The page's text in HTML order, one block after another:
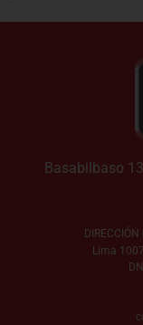
Basabilbaso
Lima